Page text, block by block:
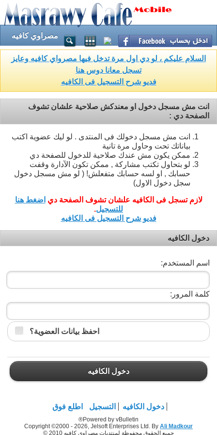
مصراوي كافيه
السلام عليكم ، لو دي اول مرة تدخل فيها مصرواي كافيه وعايز
تسجل معانا دوس هنا
فديو شرح التسجيل فى الكافيه
انت مش مسجل دخول او معندكش صلاحية علشان تشوف
الصفحة دي :
انت مش مسجل دخولك فى المنتدى . لو ليك عضوية اكتب
بياناتك تحت وحاول مرة تانية
ممكن يكون مش عندك صلاحية للدخول للصفحة دي
لو بتحاول تكتب مشاركة , ممكن تكون الآدارة وقفت
حسابك , او لسه حسابك متفعلش! ( لو مش مسجل دخول
سجل دخول الاول)
لازم تسجل فى الكافيه علشان تشوف الصفحة دي اضغط هنا
للتسجيل.
فديو شرح التسجيل فى الكافيه
دخول الكافيه
اسم المستخدم:
كلمة المرور:
احفظ بيانات العضوية؟
دخول الكافيه
دخول الكافيه التسجيل اطلع فوق
Powered by vBulletin®
Copyright ©2000 - 2026, Jelsoft Enterprises Ltd. By Ali Madkour
جميع الحقوق محفوظة لمنتديات مصراوي كافيه 2010 ©